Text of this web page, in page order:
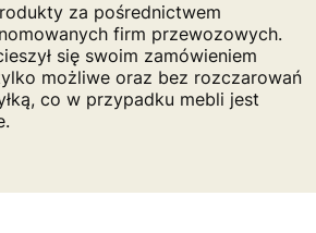
za pośrednictwem
firm przewozowych.
się swoim zamówieniem
możliwe oraz bez rozczarowań
co w przypadku mebli jest